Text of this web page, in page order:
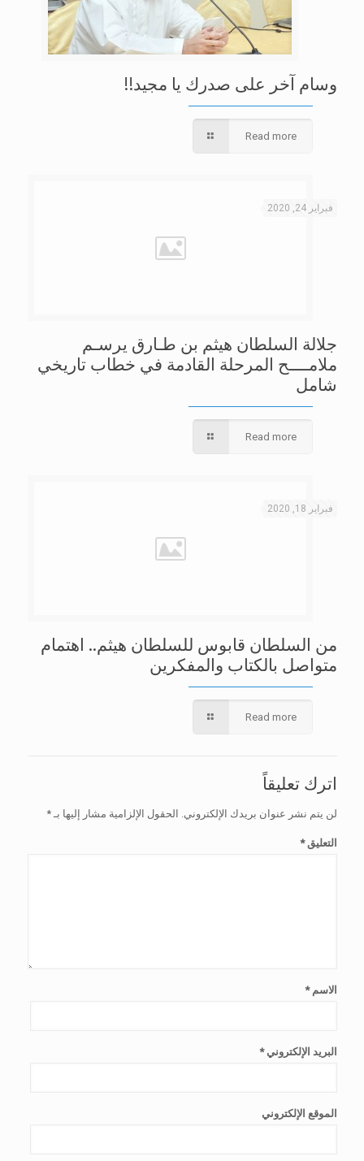
وسام آخر على صدرك يا مجيد!!
Read more
فبراير 24, 2020
جلالة السلطان هيثم بن طـارق يرسـم
ملامــــح المرحلة القادمة في خطاب تاريخي
شامل
Read more
فبراير 18, 2020
من السلطان قابوس للسلطان هيثم.. اهتمام
متواصل بالكتاب والمفكرين
Read more
اترك تعليقاً
لن يتم نشر عنوان بريدك الإلكتروني. الحقول الإلزامية مشار إليها بـ*
التعليق*
الاسم*
البريد الإلكتروني*
الموقع الإلكتروني